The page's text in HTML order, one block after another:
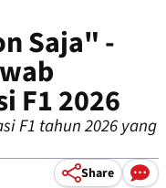
Saja" -
F1 2026
F1 tahun 2026 yang
Share